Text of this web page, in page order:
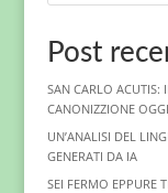
Post
SAN CARLO ACUTIS:
CANONIZZIONE OGGI
UN’ANALISI DEL
GENERATI DA IA
SEI FERMO EPPURE